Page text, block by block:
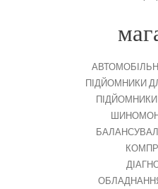
ПІДЙОМНИКИ